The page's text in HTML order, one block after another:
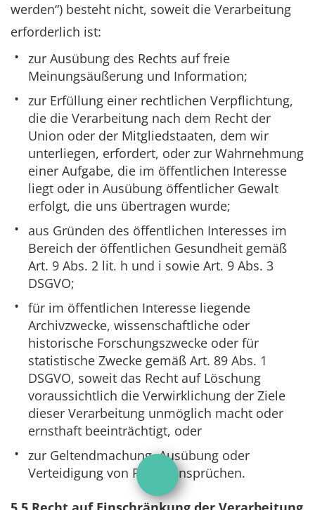
Toggle
werden“) besteht nicht, soweit die Verarbeitung
erforderlich ist:
zur Ausübung des Rechts auf freie
Meinungsäußerung und Information;
zur Erfüllung einer rechtlichen Verpflichtung,
die die Verarbeitung nach dem Recht der
Union oder der Mitgliedstaaten, dem wir
unterliegen, erfordert, oder zur Wahrnehmung
einer Aufgabe, die im öffentlichen Interesse
liegt oder in Ausübung öffentlicher Gewalt
erfolgt, die uns übertragen wurde;
aus Gründen des öffentlichen Interesses im
Bereich der öffentlichen Gesundheit gemäß
Art. 9 Abs. 2 lit. h und i sowie Art. 9 Abs. 3
DSGVO;
für im öffentlichen Interesse liegende
Archivzwecke, wissenschaftliche oder
historische Forschungszwecke oder für
statistische Zwecke gemäß Art. 89 Abs. 1
DSGVO, soweit das Recht auf Löschung
voraussichtlich die Verwirklichung der Ziele
dieser Verarbeitung unmöglich macht oder
ernsthaft beeinträchtigt, oder
zur Geltendmachung, Ausübung oder
Verteidigung von Rechtsansprüchen.